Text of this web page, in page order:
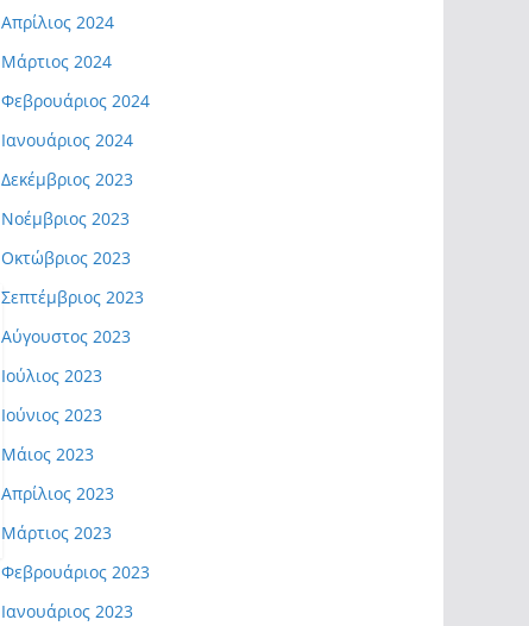
Απρίλιος 2024
Μάρτιος 2024
Φεβρουάριος 2024
Ιανουάριος 2024
Δεκέμβριος 2023
Νοέμβριος 2023
Οκτώβριος 2023
Σεπτέμβριος 2023
Αύγουστος 2023
Ιούλιος 2023
Ιούνιος 2023
Μάιος 2023
Απρίλιος 2023
Μάρτιος 2023
Φεβρουάριος 2023
Ιανουάριος 2023